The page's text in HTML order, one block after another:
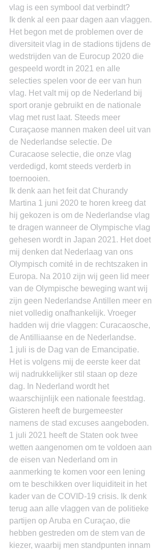
vlag is een symbool dat verbindt?
Ik denk al een paar dagen aan vlaggen.
Het begon met de problemen over de
diversiteit vlag in de stadions tijdens de
wedstrijden van de Eurocup 2020 die
gespeeld wordt in 2021 en alle
selecties spelen voor de eer van hun
vlag. Het valt mij op de Nederland bij
sport oranje gebruikt en de nationale
vlag met rust laat. Steeds meer
Curaçaose mannen maken deel uit van
de Nederlandse selectie. De
Curacaose selectie, die onze vlag
verdedigd, komt steeds verderb in
toernooien.
Ik denk aan het feit dat Churandy
Martina 1 juni 2020 te horen kreeg dat
hij gekozen is om de Nederlandse vlag
te dragen wanneer de Olympische vlag
gehesen wordt in Japan 2021. Het doet
mij denken dat Nederlaag van ons
Olympisch comité in de rechtszaken in
Europa. Na 2010 zijn wij geen lid meer
van de Olympische beweging want wij
zijn geen Nederlandse Antillen meer en
niet volledig onafhankelijk. Vroeger
hadden wij drie vlaggen: Curacaosche,
de Antilliaanse en de Nederlandse.
1 juli is de Dag van de Emancipatie.
Het is volgens mij de eerste keer dat
wij nadrukkelijker stil staan op deze
dag. In Nederland wordt het
waarschijnlijk een nationale feestdag.
Gisteren heeft de burgemeester
namens de stad excuses aangeboden.
1 juli 2021 heeft de Staten ook twee
wetten aangenomen om te voldoen aan
de eisen van Nederland om in
aanmerking te komen voor een lening
om te beschikken over liquiditeit in het
kader van de COVID-19 crisis. Ik denk
terug aan alle vlaggen van de politieke
partijen op Aruba en Curaçao, die
hebben gestreden om de stem van de
kiezer, waarbij men standpunten innam